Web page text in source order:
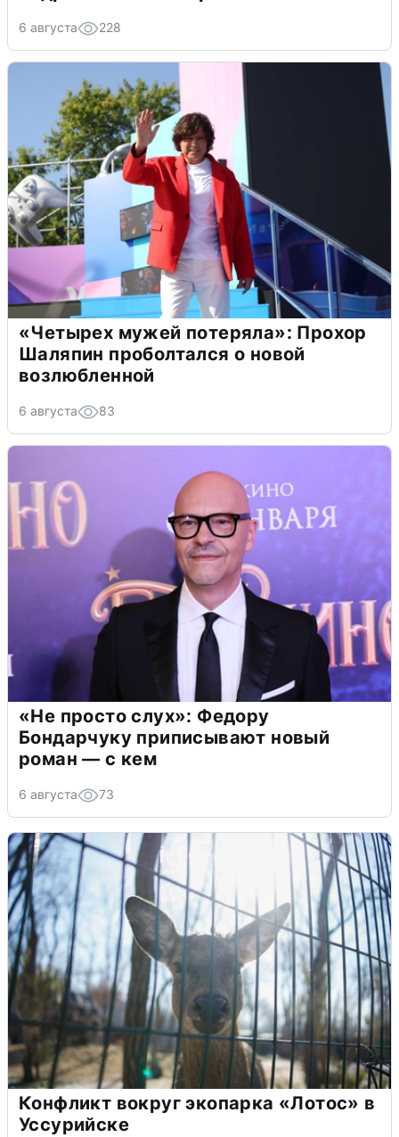
6 августа 228
«Четырех мужей потеряла»: Прохор
Шаляпин проболтался о новой
возлюбленной
6 августа 83
«Не просто слух»: Федору
Бондарчуку приписывают новый
роман — с кем
6 августа 73
Конфликт вокруг экопарка «Лотос» в
Уссурийске